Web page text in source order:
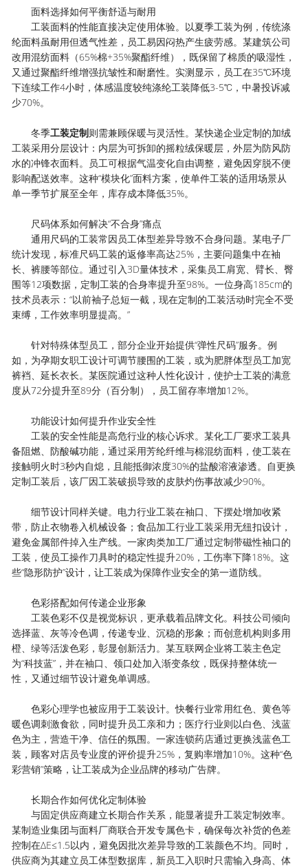
面料选择如何平衡舒适与耐用
工装面料的性能直接决定使用体验。以夏季工装为例，传统涤
纶面料虽耐用但透气性差，员工易因闷热产生疲劳感。某建筑公司
改用混纺面料（65%棉+35%聚酯纤维），既保留了棉质的吸湿性，
又通过聚酯纤维增强抗皱性和耐磨性。实测显示，员工在35℃环境
下连续工作4小时，体感温度较纯涤纶工装降低3-5℃，中暑投诉减
少70%。
冬季工装定制则需兼顾保暖与灵活性。某快递企业定制的加绒
工装采用分层设计：内层为可拆卸的摇粒绒保暖层，外层为防风防
水的冲锋衣面料。员工可根据气温变化自由调整，避免因穿脱不便
影响配送效率。这种“模块化”面料方案，使单件工装的适用场景从
单一季节扩展至全年，库存成本降低35%。
尺码体系如何解决“不合身”痛点
通用尺码的工装常因员工体型差异导致不合身问题。某电子厂
统计发现，标准尺码工装的返修率高达25%，主要问题集中在袖
长、裤腰等部位。通过引入3D量体技术，采集员工肩宽、臂长、臀
围等12项数据，定制工装的合身率提升至98%。一位身高185cm的
技术员表示：“以前袖子总短一截，现在定制的工装活动时完全不受
束缚，工作效率明显提高。”
针对特殊体型员工，部分企业开始提供“弹性尺码”服务。例
如，为孕期女职工设计可调节腰围的工装，或为肥胖体型员工加宽
裤裆、延长衣长。某医院通过这种人性化设计，使护士工装的满意
度从72分提升至89分（百分制），员工留存率增加12%。
功能设计如何提升作业安全性
工装的安全性能是高危行业的核心诉求。某化工厂要求工装具
备阻燃、防酸碱功能，通过采用芳纶纤维与棉混纺面料，使工装在
接触明火时3秒内自熄，且能抵御浓度30%的盐酸溶液渗透。自更换
定制工装后，该厂因工装破损导致的皮肤灼伤事故减少90%。
细节设计同样关键。电力行业工装在袖口、下摆处增加收紧
带，防止衣物卷入机械设备；食品加工行业工装采用无纽扣设计，
避免金属部件掉入生产线。一家肉类加工厂通过定制带磁性袖口的
工装，使员工操作刀具时的稳定性提升20%，工伤率下降18%。这
些“隐形防护”设计，让工装成为保障作业安全的第一道防线。
色彩搭配如何传递企业形象
工装色彩不仅是视觉标识，更承载着品牌文化。科技公司倾向
选择蓝、灰等冷色调，传递专业、沉稳的形象；而创意机构则多用
橙、绿等活泼色彩，彰显创新活力。某互联网企业将工装主色定
为“科技蓝”，并在袖口、领口处加入渐变条纹，既保持整体统一
性，又通过细节设计避免单调感。
色彩心理学也被应用于工装设计。快餐行业常用红色、黄色等
暖色调刺激食欲，同时提升员工亲和力；医疗行业则以白色、浅蓝
色为主，营造干净、信任的氛围。一家连锁药店通过更换浅蓝色工
装，顾客对店员专业度的评价提升25%，复购率增加10%。这种“色
彩营销”策略，让工装成为企业品牌的移动广告牌。
长期合作如何优化定制体验
与固定供应商建立长期合作关系，能显著提升工装定制效率。
某制造业集团与面料厂商联合开发专属色卡，确保每次补货的色差
控制在ΔE≤1.5以内，避免因批次差异导致的工装颜色不均。同时，
供应商为其建立员工体型数据库，新员工入职时只需输入身高、体